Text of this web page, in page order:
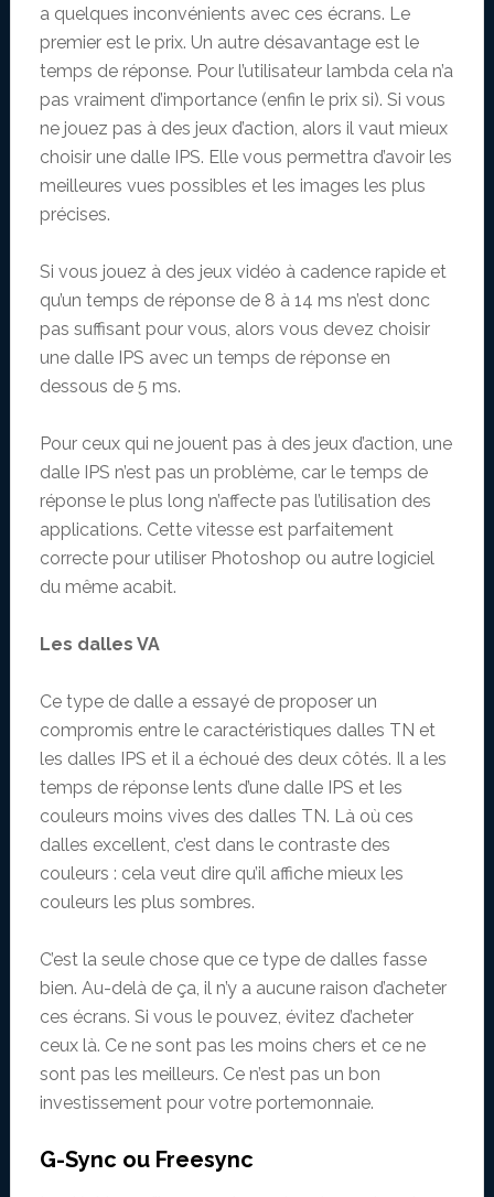
a quelques inconvénients avec ces écrans. Le
premier est le prix. Un autre désavantage est le
temps de réponse. Pour l’utilisateur lambda cela n’a
pas vraiment d’importance (enfin le prix si). Si vous
ne jouez pas à des jeux d’action, alors il vaut mieux
choisir une dalle IPS. Elle vous permettra d’avoir les
meilleures vues possibles et les images les plus
précises.
Si vous jouez à des jeux vidéo à cadence rapide et
qu’un temps de réponse de 8 à 14 ms n’est donc
pas suffisant pour vous, alors vous devez choisir
une dalle IPS avec un temps de réponse en
dessous de 5 ms.
Pour ceux qui ne jouent pas à des jeux d’action, une
dalle IPS n’est pas un problème, car le temps de
réponse le plus long n’affecte pas l’utilisation des
applications. Cette vitesse est parfaitement
correcte pour utiliser Photoshop ou autre logiciel
du même acabit.
Les dalles VA
Ce type de dalle a essayé de proposer un
compromis entre le caractéristiques dalles TN et
les dalles IPS et il a échoué des deux côtés. Il a les
temps de réponse lents d’une dalle IPS et les
couleurs moins vives des dalles TN. Là où ces
dalles excellent, c’est dans le contraste des
couleurs : cela veut dire qu’il affiche mieux les
couleurs les plus sombres.
C’est la seule chose que ce type de dalles fasse
bien. Au-delà de ça, il n’y a aucune raison d’acheter
ces écrans. Si vous le pouvez, évitez d’acheter
ceux là. Ce ne sont pas les moins chers et ce ne
sont pas les meilleurs. Ce n’est pas un bon
investissement pour votre portemonnaie.
G-Sync ou Freesync